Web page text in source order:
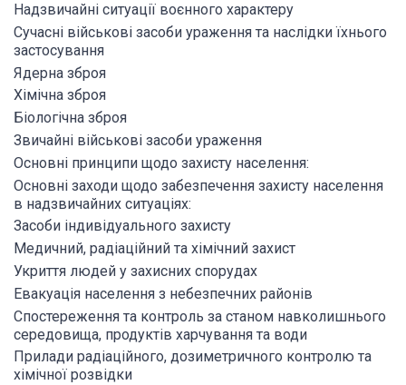
Надзвичайні ситуації воєнного характеру
Сучасні військові засоби ураження та наслідки їхнього
застосування
Ядерна зброя
Хімічна зброя
Біологічна зброя
Звичайні військові засоби ураження
Основні принципи щодо захисту населення:
Основні заходи щодо забезпечення захисту населення
в надзвичайних ситуаціях:
Засоби індивідуального захисту
Медичний, радіаційний та хімічний захист
Укриття людей у захисних спорудах
Евакуація населення з небезпечних районів
Спостереження та контроль за станом навколишнього
середовища, продуктів харчування та води
Прилади радіаційного, дозиметричного контролю та
хімічної розвідки